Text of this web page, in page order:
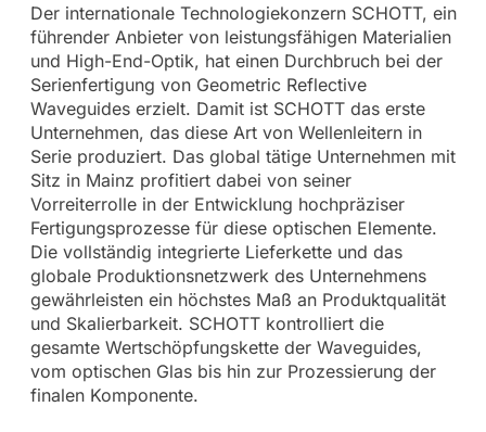
Der internationale Technologiekonzern SCHOTT, ein
führender Anbieter von leistungsfähigen Materialien
und High-End-Optik, hat einen Durchbruch bei der
Serienfertigung von Geometric Reflective
Waveguides erzielt. Damit ist SCHOTT das erste
Unternehmen, das diese Art von Wellenleitern in
Serie produziert. Das global tätige Unternehmen mit
Sitz in Mainz profitiert dabei von seiner
Vorreiterrolle in der Entwicklung hochpräziser
Fertigungsprozesse für diese optischen Elemente.
Die vollständig integrierte Lieferkette und das
globale Produktionsnetzwerk des Unternehmens
gewährleisten ein höchstes Maß an Produktqualität
und Skalierbarkeit. SCHOTT kontrolliert die
gesamte Wertschöpfungskette der Waveguides,
vom optischen Glas bis hin zur Prozessierung der
finalen Komponente.